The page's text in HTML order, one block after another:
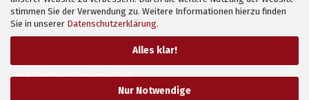
stimmen Sie der Verwendung zu. Weitere Informationen hierzu finden
Sie in unserer Datenschutzerklärung.
Alles klar!
Nur Notwendige
© SchablonenProfi.de2026